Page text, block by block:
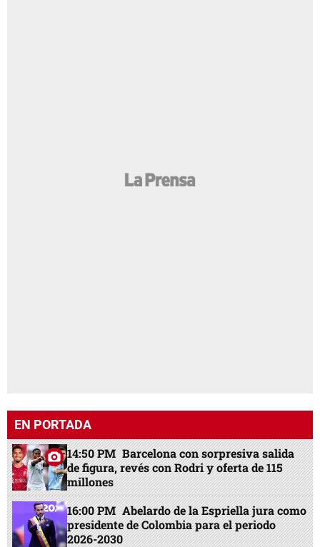
EN PORTADA
14:50 PM Barcelona con sorpresiva salida
de figura, revés con Rodri y oferta de 115
millones
16:00 PM Abelardo de la Espriella jura como
presidente de Colombia para el periodo
2026-2030